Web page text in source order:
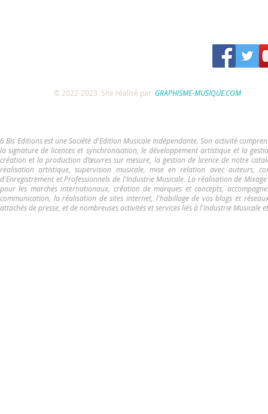
© 2022-2023 Site réalisé par GRAPHISME-MUSIQUE.COM
6 Bis Editions est une Société d'Edition Musicale Indépendante. Son activité
la signature de licences et synchronisation, le développement artistique et la
création et la production d’œuvres sur mesure, la gestion de licence de notre
réalisation artistique, supervision musicale, mise en relation avec auteurs,
d'Enregistrement et Professionnels de l'Industrie Musicale. La réalisation de
pour les marchés internationaux, création de marques et concepts,
communication, la réalisation de sites internet, l'habillage de vos blogs et
attachés de presse, et de nombreuses activités et services liés à l'Industrie Musicale